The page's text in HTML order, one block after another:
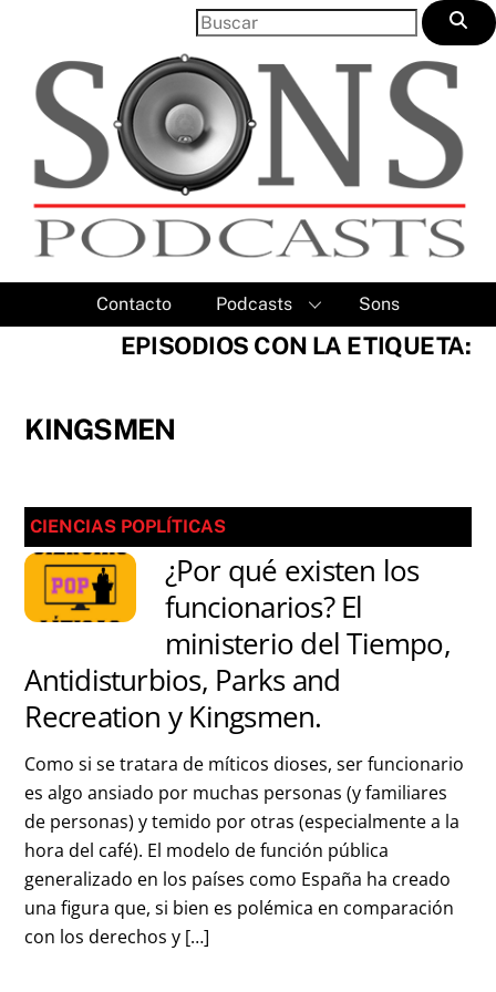
content
Contacto Podcasts Sons
EPISODIOS CON LA ETIQUETA:
KINGSMEN
CIENCIAS POPLÍTICAS
¿Por qué existen los
funcionarios? El
ministerio del Tiempo,
Antidisturbios, Parks and
Recreation y Kingsmen.
Como si se tratara de míticos dioses, ser funcionario
es algo ansiado por muchas personas (y familiares
de personas) y temido por otras (especialmente a la
hora del café). El modelo de función pública
generalizado en los países como España ha creado
una figura que, si bien es polémica en comparación
con los derechos y […]